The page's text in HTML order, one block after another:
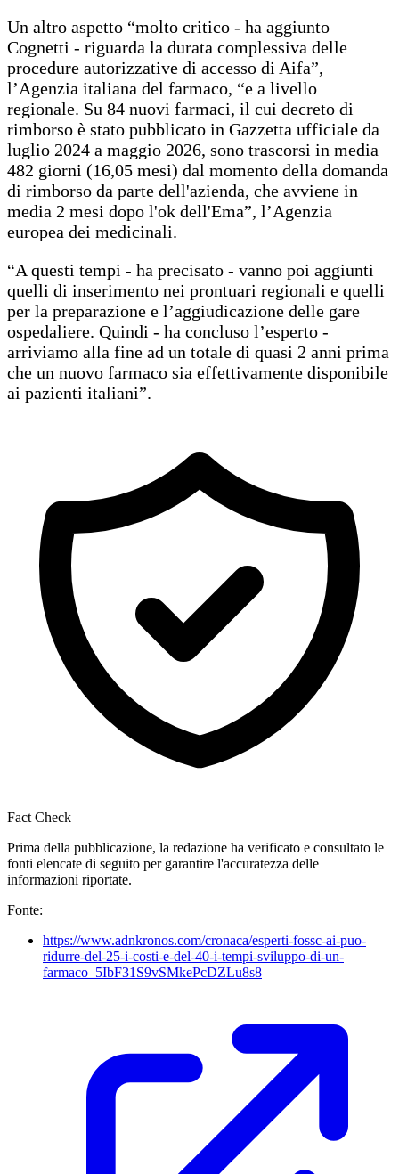
Un altro aspetto “molto critico - ha aggiunto
Cognetti - riguarda la durata complessiva delle
procedure autorizzative di accesso di Aifa”,
l’Agenzia italiana del farmaco, “e a livello
regionale. Su 84 nuovi farmaci, il cui decreto di
rimborso è stato pubblicato in Gazzetta ufficiale da
luglio 2024 a maggio 2026, sono trascorsi in media
482 giorni (16,05 mesi) dal momento della domanda
di rimborso da parte dell'azienda, che avviene in
media 2 mesi dopo l'ok dell'Ema”, l’Agenzia
europea dei medicinali.
“A questi tempi - ha precisato - vanno poi aggiunti
quelli di inserimento nei prontuari regionali e quelli
per la preparazione e l’aggiudicazione delle gare
ospedaliere. Quindi - ha concluso l’esperto -
arriviamo alla fine ad un totale di quasi 2 anni prima
che un nuovo farmaco sia effettivamente disponibile
ai pazienti italiani”.
Fact Check
Prima della pubblicazione, la redazione ha verificato e consultato le
fonti elencate di seguito per garantire l'accuratezza delle
informazioni riportate.
Fonte:
https://www.adnkronos.com/cronaca/esperti-fossc-ai-puo-
ridurre-del-25-i-costi-e-del-40-i-tempi-sviluppo-di-un-
farmaco_5IbF31S9vSMkePcDZLu8s8